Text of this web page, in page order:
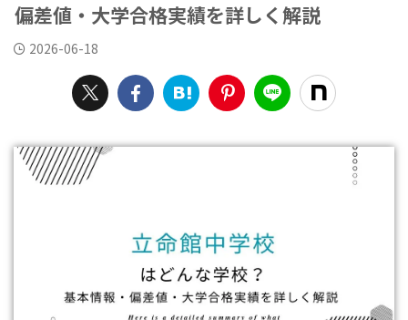
偏差値・大学合格実績を詳しく解説
2026-06-18